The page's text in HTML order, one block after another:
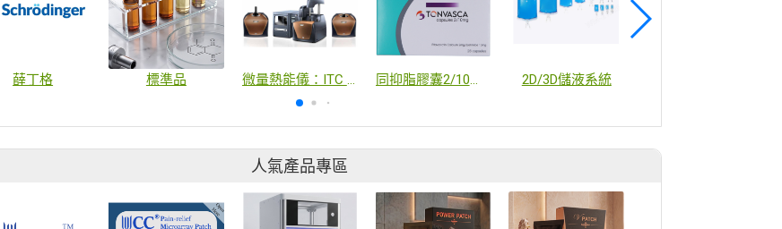
薛丁格 標準品 微量熱能儀：ITC & DSC 同抑脂膠囊2/10毫克 2D/3D儲液系統
人氣產品專區